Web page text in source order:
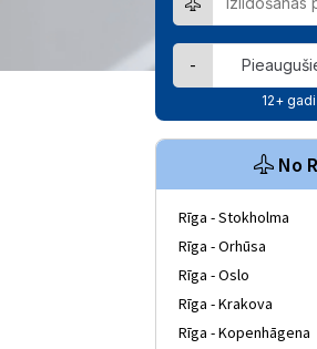
-
12+ gadi
No
Rīga - Stokholma
Rīga - Orhūsa
Rīga - Oslo
Rīga - Krakova
Rīga - Kopenhāgena